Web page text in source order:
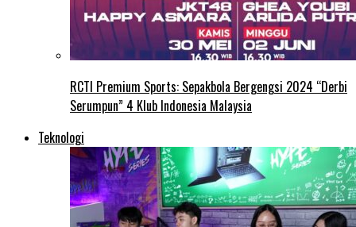
RCTI Premium Sports: Sepakbola Bergengsi 2024 “Derbi
Serumpun” 4 Klub Indonesia Malaysia
Teknologi